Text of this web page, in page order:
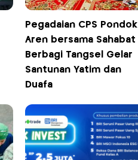
Pegadaian CPS Pondok
Aren bersama Sahabat
Berbagi Tangsel Gelar
Santunan Yatim dan
Duafa